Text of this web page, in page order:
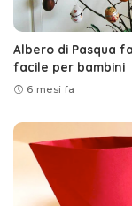
Albero di Pasqua
facile per bambini
6 mesi fa